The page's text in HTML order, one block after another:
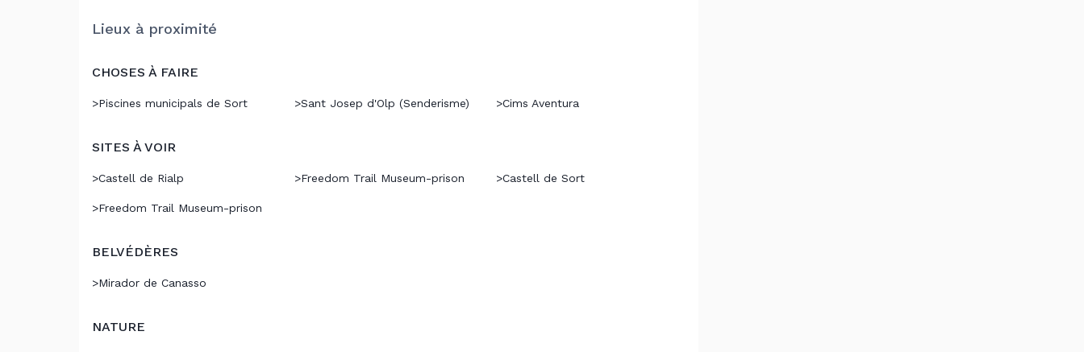
Lieux à proximité
CHOSES À FAIRE
>Piscines municipals de Sort >Sant Josep d'Olp (Senderisme) >Cims Aventura
SITES À VOIR
>Castell de Rialp >Freedom Trail Museum-prison >Castell de Sort
>Freedom Trail Museum-prison
BELVÉDÈRES
>Mirador de Canasso
NATURE